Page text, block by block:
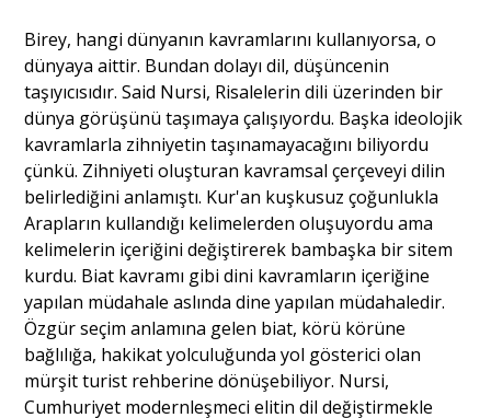
Birey, hangi dünyanın kavramlarını kullanıyorsa, o
dünyaya aittir. Bundan dolayı dil, düşüncenin
taşıyıcısıdır. Said Nursi, Risalelerin dili üzerinden bir
dünya görüşünü taşımaya çalışıyordu. Başka ideolojik
kavramlarla zihniyetin taşınamayacağını biliyordu
çünkü. Zihniyeti oluşturan kavramsal çerçeveyi dilin
belirlediğini anlamıştı. Kur'an kuşkusuz çoğunlukla
Arapların kullandığı kelimelerden oluşuyordu ama
kelimelerin içeriğini değiştirerek bambaşka bir sitem
kurdu. Biat kavramı gibi dini kavramların içeriğine
yapılan müdahale aslında dine yapılan müdahaledir.
Özgür seçim anlamına gelen biat, körü körüne
bağlılığa, hakikat yolculuğunda yol gösterici olan
mürşit turist rehberine dönüşebiliyor. Nursi,
Cumhuriyet modernleşmeci elitin dil değiştirmekle